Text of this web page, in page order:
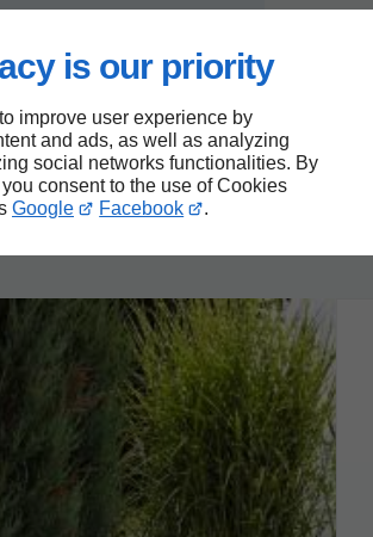
is our priority
improve user experience by
and ads, as well as analyzing
social networks functionalities. By
consent to the use of Cookies
Google Facebook .
dans le secteur de